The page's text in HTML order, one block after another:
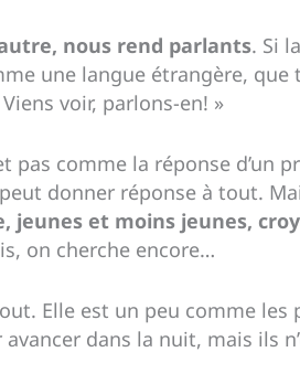
nous rend parlants. Si
une langue étrangère, que
voir, parlons-en! »
pas comme la réponse d’un
donner réponse à tout.
jeunes et moins jeunes,
on cherche encore…
Elle est un peu comme
dans la nuit, mais ils